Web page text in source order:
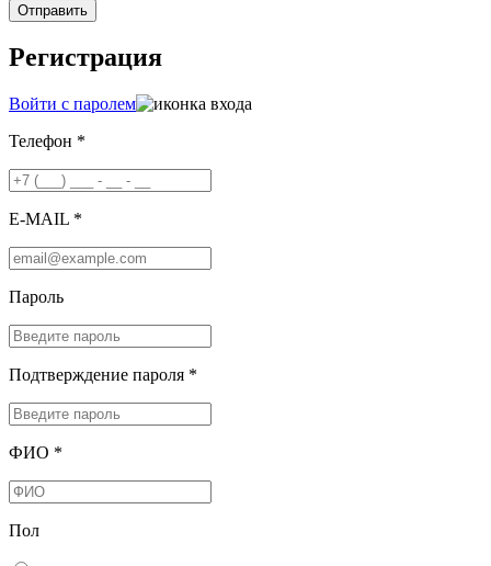
Отправить
Регистрация
Войти с паролем
Телефон *
E-MAIL *
Пароль
Подтверждение пароля *
ФИО *
Пол